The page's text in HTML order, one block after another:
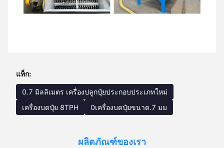
แท็ก:
0.7 มิลลิเมตร เครื่องปลูกปุ๋ยประกอบประเภทใหม่
เครื่องบดปุ๋ย 8TPH
0เครื่องบดปุ๋ยขนาด.7 มม
ผลิตภัณฑ์ของเรา